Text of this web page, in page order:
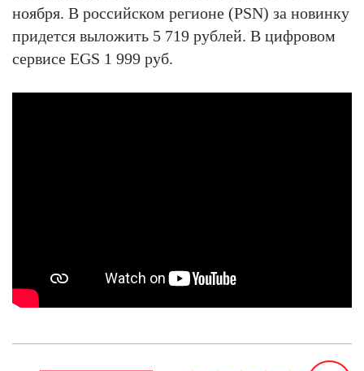
ноября. В российском регионе (PSN) за новинку
придется выложить 5 719 рублей. В цифровом
сервисе EGS 1 999 руб.